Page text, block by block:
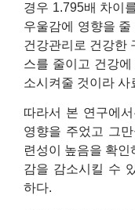
경우 1.795배 차이
우울감에 영향을
건강관리로 건강한
스를 줄이고 건강
소시켜줄 것이라 사
따라서 본 연구에
영향을 주었고 그
련성이 높음을 확
감을 감소시킬 수
하다.